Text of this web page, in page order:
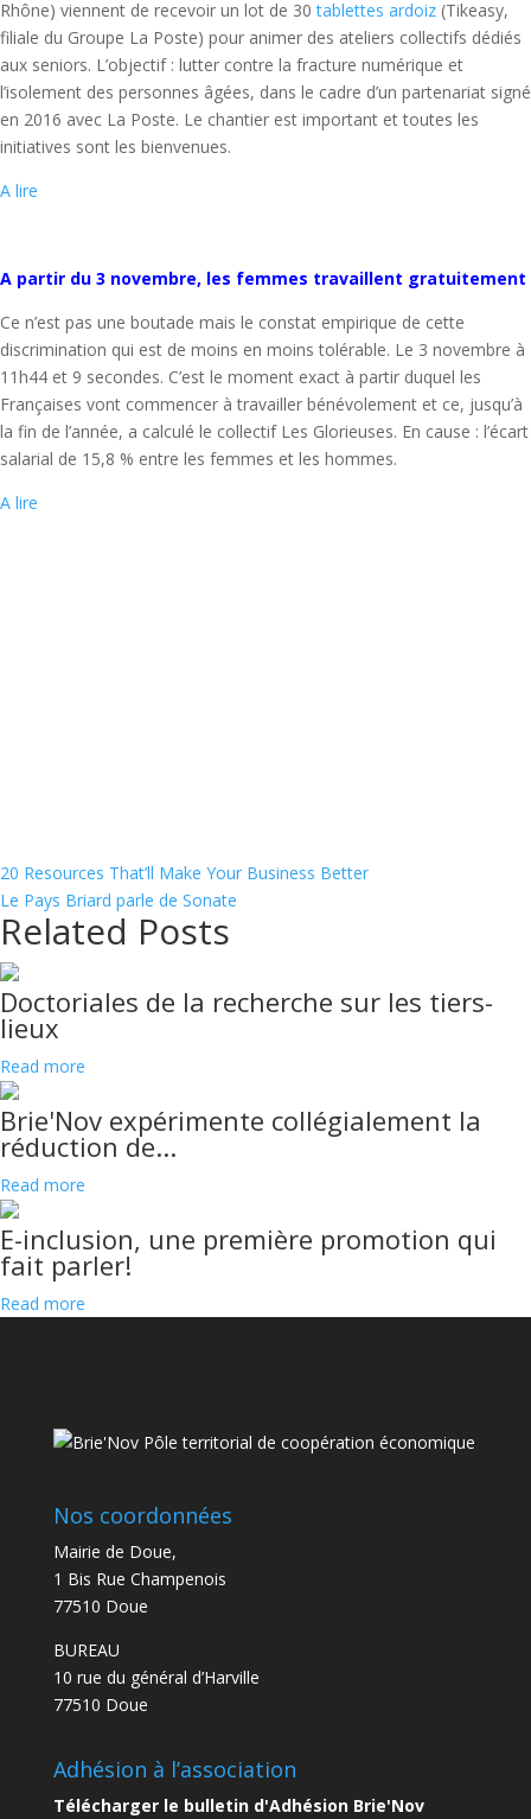
Rhône) viennent de recevoir un lot de 30tablettes ardoiz (Tikeasy,
filiale du Groupe La Poste) pour animer des ateliers collectifs dédiés
aux seniors. L’objectif : lutter contre la fracture numérique et
l’isolement des personnes âgées, dans le cadre d’un partenariat signé
en 2016 avec La Poste. Le chantier est important et toutes les
initiatives sont les bienvenues.
A lire
A partir du 3 novembre, les femmes travaillent gratuitement
Ce n’est pas une boutade mais le constat empirique de cette
discrimination qui est de moins en moins tolérable. Le 3 novembre à
11h44 et 9 secondes. C’est le moment exact à partir duquel les
Françaises vont commencer à travailler bénévolement et ce, jusqu’à
la fin de l’année, a calculé le collectif Les Glorieuses. En cause : l’écart
salarial de 15,8 % entre les femmes et les hommes.
A lire
20 Resources That’ll Make Your Business Better
Le Pays Briard parle de Sonate
Related Posts
Doctoriales de la recherche sur les tiers-
lieux
Read more
Brie'Nov expérimente collégialement la
réduction de...
Read more
E-inclusion, une première promotion qui
fait parler!
Read more
Nos coordonnées
Mairie de Doue,
1 Bis Rue Champenois
77510 Doue
BUREAU
10 rue du général d’Harville
77510 Doue
Adhésion à l’association
Télécharger le bulletin d'Adhésion Brie'Nov